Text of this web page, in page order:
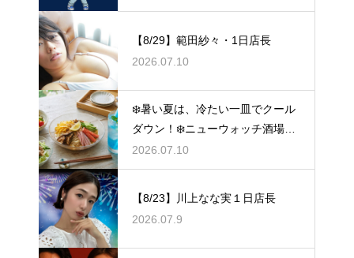
【8/29】範田紗々・1日店長
2026.07.10
❄️暑い夏は、冷たい一皿でクール
ダウン！❄️ニューウォッチ酒場🧊
冷やし祭り🧊
2026.07.10
【8/23】川上なな実１日店長
2026.07.9